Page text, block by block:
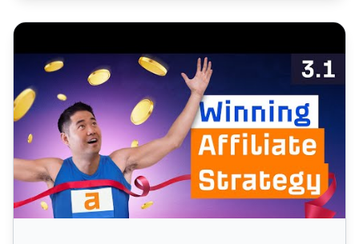
Diseñando una Estrategia Ganadora de Marketing de